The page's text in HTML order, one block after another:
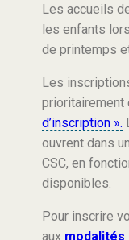
Les accueils
les enfants lors
de printemps
Les
prioritairement
d’inscription ».
ouvrent dans
CSC, en
disponibles.
Pour inscrire
aux modalités